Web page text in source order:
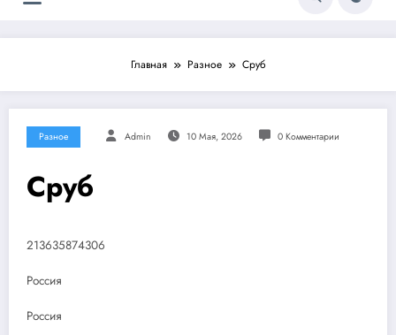
Главная Разное Сруб
Разное Admin 10 Мая, 2026 0 Комментарии
Сруб
213635874306
Россия
Россия